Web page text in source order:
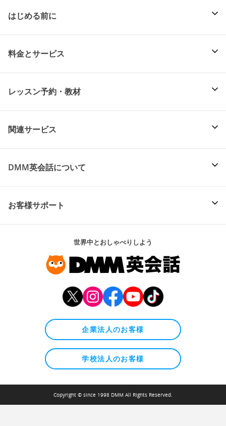
はじめる前に
料金とサービス
レッスン予約・教材
関連サービス
DMM英会話について
お客様サポート
世界中とおしゃべりしよう
企業法人のお客様
学校法人のお客様
Copyright © since 1998 DMM All Rights Reserved.